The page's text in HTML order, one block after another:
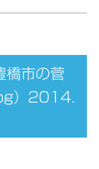
市の菅
）2014.